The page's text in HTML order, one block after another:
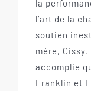
la
l’art de la
soutien
mère,
accomplie
Franklin et